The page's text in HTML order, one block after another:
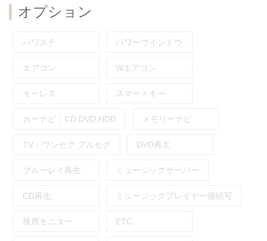
オプション
パワステ パワーウインドウ
エアコン Wエアコン
キーレス スマートキー
カーナビ： CD DVD HDD メモリーナビ
TV： ワンセグ フルセグ DVD再生
ブルーレイ再生 ミュージックサーバー
CD再生 ミュージックプレイヤー接続可
後席モニター ETC